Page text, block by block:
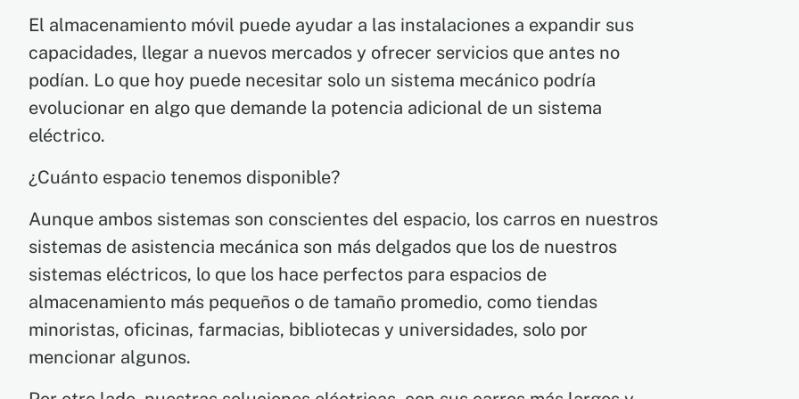
El almacenamiento móvil puede ayudar a las instalaciones a expandir sus
capacidades, llegar a nuevos mercados y ofrecer servicios que antes no
podían. Lo que hoy puede necesitar solo un sistema mecánico podría
evolucionar en algo que demande la potencia adicional de un sistema
eléctrico.
¿Cuánto espacio tenemos disponible?
Aunque ambos sistemas son conscientes del espacio, los carros en nuestros
sistemas de asistencia mecánica son más delgados que los de nuestros
sistemas eléctricos, lo que los hace perfectos para espacios de
almacenamiento más pequeños o de tamaño promedio, como tiendas
minoristas, oficinas, farmacias, bibliotecas y universidades, solo por
mencionar algunos.